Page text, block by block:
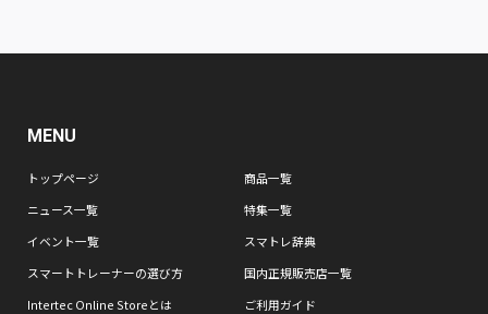
MENU
トップページ
商品一覧
ニュース一覧
特集一覧
イベント一覧
スマトレ辞典
スマートトレーナーの選び方
国内正規販売店一覧
Intertec Online Storeとは
ご利用ガイド